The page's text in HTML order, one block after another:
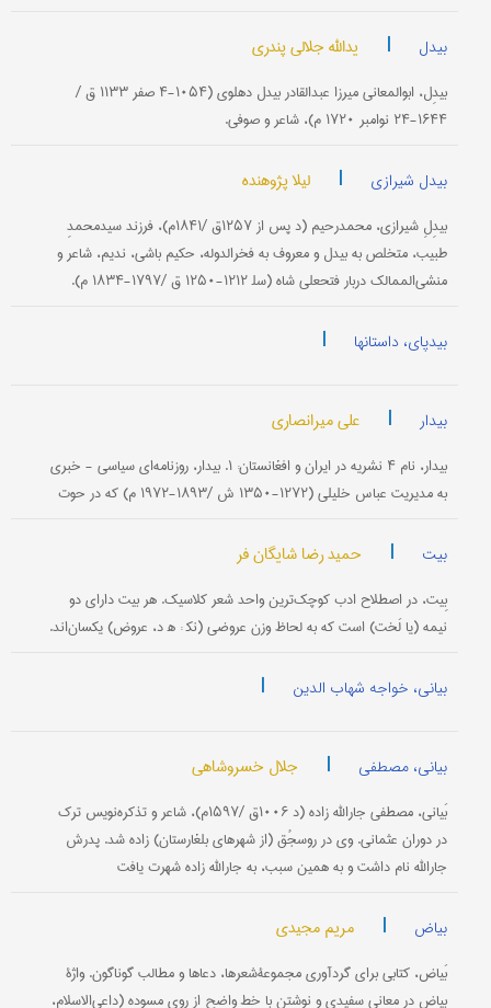
بیدل | یدالله جلالی پندری
بیدِل‌، ابوالمعانی‌ میرزا عبدالقادر بیدل‌ دهلوی‌ (۱۰۵۴-۴ صفر ۱۱۳۳ ق‌ /
۱۶۴۴-۲۴ نوامبر ۱۷۲۰ م‌)، شاعر و صوفی‌.
بیدل شیرازی | لیلا پژوهنده
بیدِلِ شیرازی‌، محمدرحیم‌ (د پس‌ از ۱۲۵۷ق‌ /۱۸۴۱م‌)، فرزند سیدمحمدِ
طبیب‌، متخلص‌ به‌ بیدل‌ و معروف‌ به‌ فخرالدوله‌، حكیم‌ باشی‌، ندیم‌، شاعر و
منشی‌الممالك‌ دربار فتحعلی‌ شاه‌ (سل‍ ۱۲۱۲-۱۲۵۰ ق‌ /۱۷۹۷-۱۸۳۴ م‌).
بیدپای، داستانها |
بیدار | علی میرانصاری
بیدار، نام‌ ۴ نشریه‌ در ایران‌ و افغانستان‌: ۱. بیدار، روزنامه‌ای‌ سیاسی‌ - خبری‌
به‌ مدیریت‌ عباس‌ خلیلی‌ (۱۲۷۲-۱۳۵۰ ش‌ /۱۸۹۳-۱۹۷۲ م‌) كه‌ در حوت‌
بیت | حمید رضا شایگان فر
بِیت‌، در اصطلاح‌ ادب‌ كوچك‌ترین‌ واحد شعر كلاسیك‌. هر بیت‌ دارای‌ دو
نیمه‌ (یا لَخت‌) است‌ كه‌ به‌ لحاظ وزن‌ عروضی‌ (نک‍ : ه‍ د، عروض‌) یكسان‌اند.
بیانی، خواجه شهاب الدین |
بیانی، مصطفی | جلال خسروشاهی
بَیانی‌، مصطفى جارالله‌ زاده‌ (د ۱۰۰۶ق‌ /۱۵۹۷م‌)، شاعر و تذكره‌نویس‌ ترك‌
در دوران‌ عثمانی‌. وی‌ در روسجُق‌ (از شهرهای‌ بلغارستان‌) زاده‌ شد. پدرش‌
جارالله‌ نام‌ داشت‌ و به‌ همین‌ سبب‌، به‌ جارالله‌ زاده‌ شهرت‌ یافت
بیاض | مریم مجیدی
بَیاض‌، كتابی‌ برای‌ گردآوری‌ مجموعۀشعرها، دعاها و مطالب‌ گوناگون‌. واژۀ
بیاض‌ در معانی‌ سفیدی‌ و نوشتن‌ با خط واضح‌ از روی‌ مسوده‌ (داعی‌الاسلام‌،